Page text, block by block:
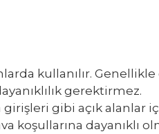
kullanılır.
gerektirmez.
gibi açık alanlar
dayanıklı